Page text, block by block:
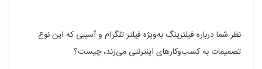
نظر شما درباره فیلترینگ به‌ویژه فیلتر تلگرام و آسیبی که این نوع
تصمیمات به کسب‌وکار‌های اینترنتی می‌زند، چیست؟